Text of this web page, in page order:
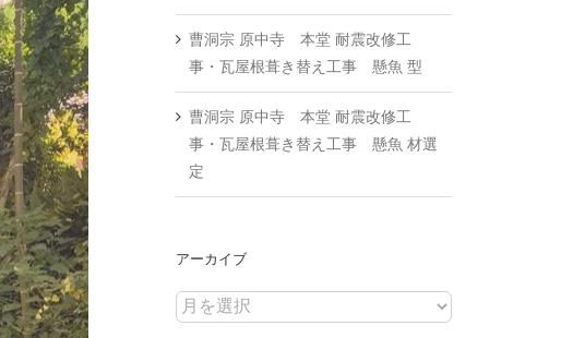
曹洞宗 原中寺 本堂 耐震改修工
事・瓦屋根葺き替え工事 懸魚 型
曹洞宗 原中寺 本堂 耐震改修工
事・瓦屋根葺き替え工事 懸魚 材選
定
アーカイブ
ア